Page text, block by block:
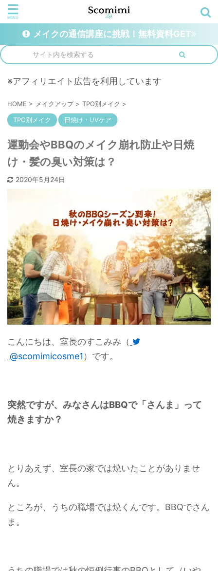
メイクの通信講座に挑戦！無料資料GET
※アフィリエイト広告を利用しています
HOME > メイクアップ > TPO別メイク >
TPO別メイク 日焼け・UVケア
運動会やBBQのメイク崩れ防止や日焼
け・髪の臭い対策は？
2020年5月24日
こんにちは、室長のすこみみ（
@scomimicosme1 ）です。
突然ですが、みなさんはBBQで「さんま」って
焼きますか？
とりあえず、室長の家では焼いたことがありませ
ん。
ところが、うちの職場では焼くんです。BBQでさん
ま。